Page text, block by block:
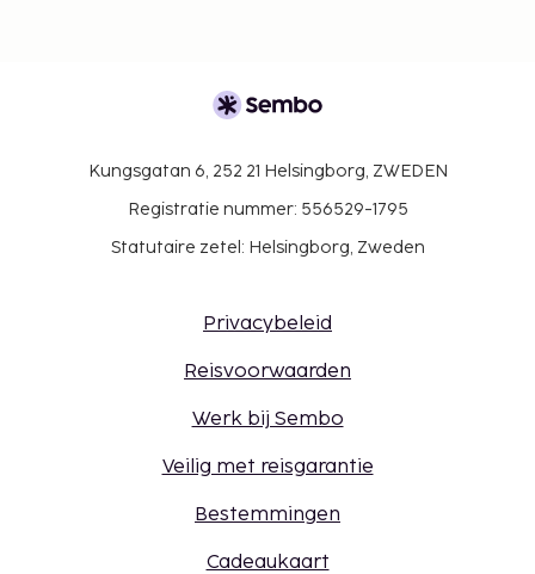
Kungsgatan 6, 252 21 Helsingborg, ZWEDEN
Registratie nummer: 556529-1795
Statutaire zetel: Helsingborg, Zweden
Privacybeleid
Reisvoorwaarden
Werk bij Sembo
Veilig met reisgarantie
Bestemmingen
Cadeaukaart